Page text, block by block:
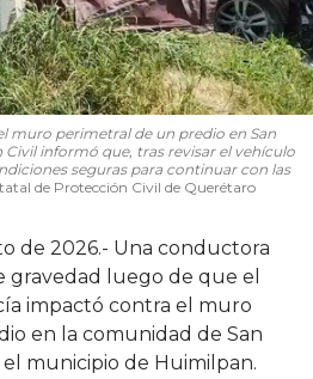
muro perimetral de un predio en San
informó que, tras revisar el vehículo
seguras para continuar con las
de Protección Civil de Querétaro
de 2026.- Una conductora
gravedad luego de que el
impactó contra el muro
en la comunidad de San
el municipio de Huimilpan.